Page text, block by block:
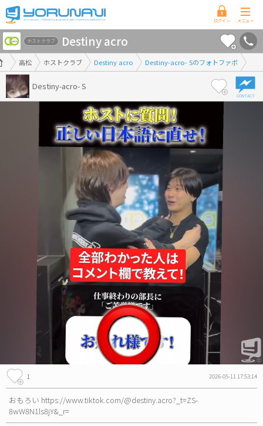
香
川
県
版
高松 ホストクラブ Destiny acro Destiny-acro- Sのフォトファボ
ホストクラブ Destiny acro
Destiny-acro- S
1 2026-05-11 17:53:14
おもろい https://www.tiktok.com/@destiny.acro?_t=ZS-
8wW8N1ls8jY&_r=